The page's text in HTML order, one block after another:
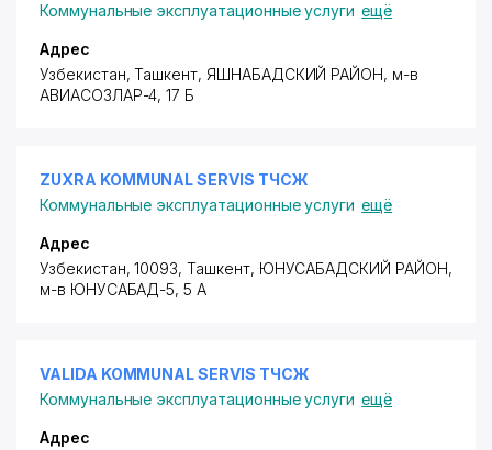
Коммунальные эксплуатационные услуги ещё
Адрес
Узбекистан, Ташкент, ЯШНАБАДСКИЙ РАЙОН, м-в
АВИАСОЗЛАР-4, 17 Б
ZUXRA KOMMUNAL SERVIS ТЧСЖ
Коммунальные эксплуатационные услуги ещё
Адрес
Узбекистан, 10093, Ташкент, ЮНУСАБАДСКИЙ РАЙОН,
м-в ЮНУСАБАД-5, 5 А
VALIDA KOMMUNAL SERVIS ТЧСЖ
Коммунальные эксплуатационные услуги ещё
Адрес